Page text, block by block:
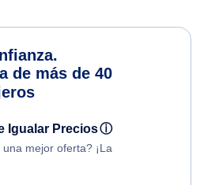
de más de 40
Igualar Preciosⓘ
mejor oferta? ¡La